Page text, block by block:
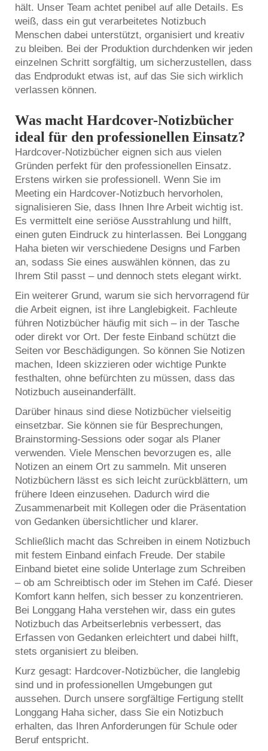
hält. Unser Team achtet penibel auf alle Details. Es
weiß, dass ein gut verarbeitetes Notizbuch
Menschen dabei unterstützt, organisiert und kreativ
zu bleiben. Bei der Produktion durchdenken wir jeden
einzelnen Schritt sorgfältig, um sicherzustellen, dass
das Endprodukt etwas ist, auf das Sie sich wirklich
verlassen können.
Was macht Hardcover-Notizbücher
ideal für den professionellen Einsatz?
Hardcover-Notizbücher eignen sich aus vielen
Gründen perfekt für den professionellen Einsatz.
Erstens wirken sie professionell. Wenn Sie im
Meeting ein Hardcover-Notizbuch hervorholen,
signalisieren Sie, dass Ihnen Ihre Arbeit wichtig ist.
Es vermittelt eine seriöse Ausstrahlung und hilft,
einen guten Eindruck zu hinterlassen. Bei Longgang
Haha bieten wir verschiedene Designs und Farben
an, sodass Sie eines auswählen können, das zu
Ihrem Stil passt – und dennoch stets elegant wirkt.
Ein weiterer Grund, warum sie sich hervorragend für
die Arbeit eignen, ist ihre Langlebigkeit. Fachleute
führen Notizbücher häufig mit sich – in der Tasche
oder direkt vor Ort. Der feste Einband schützt die
Seiten vor Beschädigungen. So können Sie Notizen
machen, Ideen skizzieren oder wichtige Punkte
festhalten, ohne befürchten zu müssen, dass das
Notizbuch auseinanderfällt.
Darüber hinaus sind diese Notizbücher vielseitig
einsetzbar. Sie können sie für Besprechungen,
Brainstorming-Sessions oder sogar als Planer
verwenden. Viele Menschen bevorzugen es, alle
Notizen an einem Ort zu sammeln. Mit unseren
Notizbüchern lässt es sich leicht zurückblättern, um
frühere Ideen einzusehen. Dadurch wird die
Zusammenarbeit mit Kollegen oder die Präsentation
von Gedanken übersichtlicher und klarer.
Schließlich macht das Schreiben in einem Notizbuch
mit festem Einband einfach Freude. Der stabile
Einband bietet eine solide Unterlage zum Schreiben
– ob am Schreibtisch oder im Stehen im Café. Dieser
Komfort kann helfen, sich besser zu konzentrieren.
Bei Longgang Haha verstehen wir, dass ein gutes
Notizbuch das Arbeitserlebnis verbessert, das
Erfassen von Gedanken erleichtert und dabei hilft,
stets organisiert zu bleiben.
Kurz gesagt: Hardcover-Notizbücher, die langlebig
sind und in professionellen Umgebungen gut
aussehen. Durch unsere sorgfältige Fertigung stellt
Longgang Haha sicher, dass Sie ein Notizbuch
erhalten, das Ihren Anforderungen für Schule oder
Beruf entspricht.